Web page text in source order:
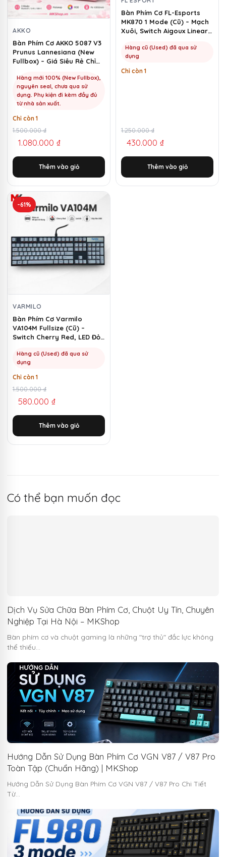
AKKO
Bàn Phím Cơ AKKO 5087 V3
Prunus Lannesiana (New
Fullbox) – Giá Siêu Rẻ Chỉ
Hàng mới 100% (New Fullbox),
nguyên seal, chưa qua sử
dụng. Phụ kiện đi kèm đầy đủ
từ nhà sản xuất.
Chỉ còn 1
1.500.000₫
Giá
gốc
là:
1.500.000 ₫.
1.080.000 ₫
Giá
hiện
tại
là:
1.080.000 ₫.
Thêm vào giỏ
Bàn Phím Cơ FL-Esports
MK870 1 Mode (Cũ) – Mạch
Xuôi, Switch Aigoux Linear |
Hàng cũ (Used) đã qua sử
dụng
Chỉ còn 1
1.250.000₫
Giá
gốc
là:
1.250.000 ₫.
430.000 ₫
Giá
hiện
tại
là:
430.000 ₫.
Thêm vào giỏ
-61%
VARMILO
Bàn Phím Cơ Varmilo
VA104M Fullsize (Cũ) –
Switch Cherry Red, LED Đỏ |
Hàng cũ (Used) đã qua sử
dụng
Chỉ còn 1
1.500.000₫
Giá
gốc
là:
1.500.000 ₫.
580.000 ₫
Giá
hiện
tại
là:
580.000 ₫.
Thêm vào giỏ
Có thể bạn muốn đọc
Dịch Vụ Sửa Chữa Bàn Phím Cơ, Chuột Uy Tín, Chuyên
Nghiệp Tại Hà Nội – MKShop
Bàn phím cơ và chuột gaming là những "trợ thủ" đắc lực không
thể thiếu…
Hướng Dẫn Sử Dụng Bàn Phím Cơ VGN V87 / V87 Pro
Toàn Tập (Chuẩn Hãng) | MKShop
Hướng Dẫn Sử Dụng Bàn Phím Cơ VGN V87 / V87 Pro Chi Tiết
Từ…